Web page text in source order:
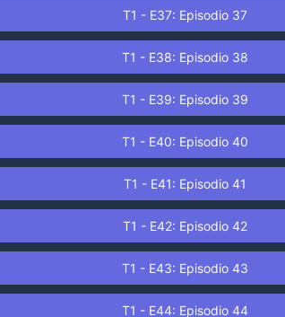
T1 - E37: Episodio 37
T1 - E38: Episodio 38
T1 - E39: Episodio 39
T1 - E40: Episodio 40
T1 - E41: Episodio 41
T1 - E42: Episodio 42
T1 - E43: Episodio 43
T1 - E44: Episodio 44